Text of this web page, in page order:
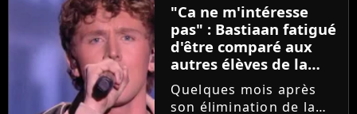
"Ca ne m'intéresse
pas" : Bastiaan fatigué
d'être comparé aux
autres élèves de la
Star Academy
Quelques mois après
son élimination de la